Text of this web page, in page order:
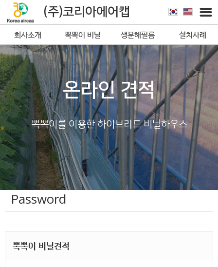
(주)코리아에어캡
회사소개 뽁뽁이 비닐
생분해필름
뽁뽁이
설치사례
온라인 견적
뽁뽁이를 이용한 하이브리드 비닐하우스
Password
뽁뽁이 비닐견적